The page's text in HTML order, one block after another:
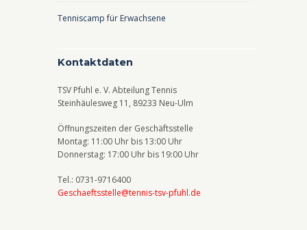
Tenniscamp für Erwachsene
Kontaktdaten
TSV Pfuhl e. V. Abteilung Tennis
Steinhäulesweg 11, 89233 Neu-Ulm
Öffnungszeiten der Geschäftsstelle
Montag: 11:00 Uhr bis 13:00 Uhr
Donnerstag: 17:00 Uhr bis 19:00 Uhr
Tel.: 0731-9716400
Geschaeftsstelle@tennis-tsv-pfuhl.de